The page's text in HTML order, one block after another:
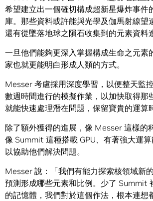
希望建立出一個確切構成超新星爆炸事件
庫。那些資料或許能與光學及伽馬射線望
還有從墜落地球之隕石收集到的元素資料
一旦他們能夠更深入掌握構成生命之元素
家也就更能明白形成人類的方式。
Messer 考慮採用深度學習，以便整天監
數週時間進行的模擬作業，以加快取得那
就能快速處理潛在問題，保留寶貴的運算
除了額外獲得的進展，像 Messer 這樣的
像 Summit 這種搭載 GPU、有著強大運
以協助他們解決問題。
Messer 說：「我們有能力探索核領域新
預測形成哪些元素和比例。少了 Summit
的記憶體，我們對於這個作法，根本連想